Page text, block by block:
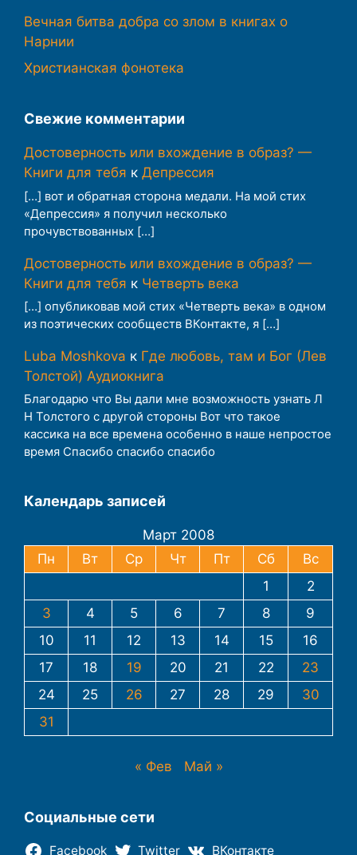
Вечная битва добра со злом в книгах о
Нарнии
Христианская фонотека
Свежие комментарии
Достоверность или вхождение в образ? —
Книги для тебя к Депрессия
[…] вот и обратная сторона медали. На мой стих
«Депрессия» я получил несколько
прочувствованных […]
Достоверность или вхождение в образ? —
Книги для тебя к Четверть века
[…] опубликовав мой стих «Четверть века» в одном
из поэтических сообществ ВКонтакте, я […]
Luba Moshkova к Где любовь, там и Бог (Лев
Толстой) Аудиокнига
Благодарю что Вы дали мне возможность узнать Л
Н Толстого с другой стороны Вот что такое
кассика на все времена особенно в наше непростое
время Спасибо спасибо спасибо
Календарь записей
Март 2008
Пн
Вт Ср Чт Пт Сб
Вс
1
2
3
4 5 6 7 8
9
10
11 12 13 14 15
16
17
18 19 20 21 22
23
24
25 26 27 28 29
30
31
« Фев Май »
Социальные сети
Facebook Twitter ВКонтакте